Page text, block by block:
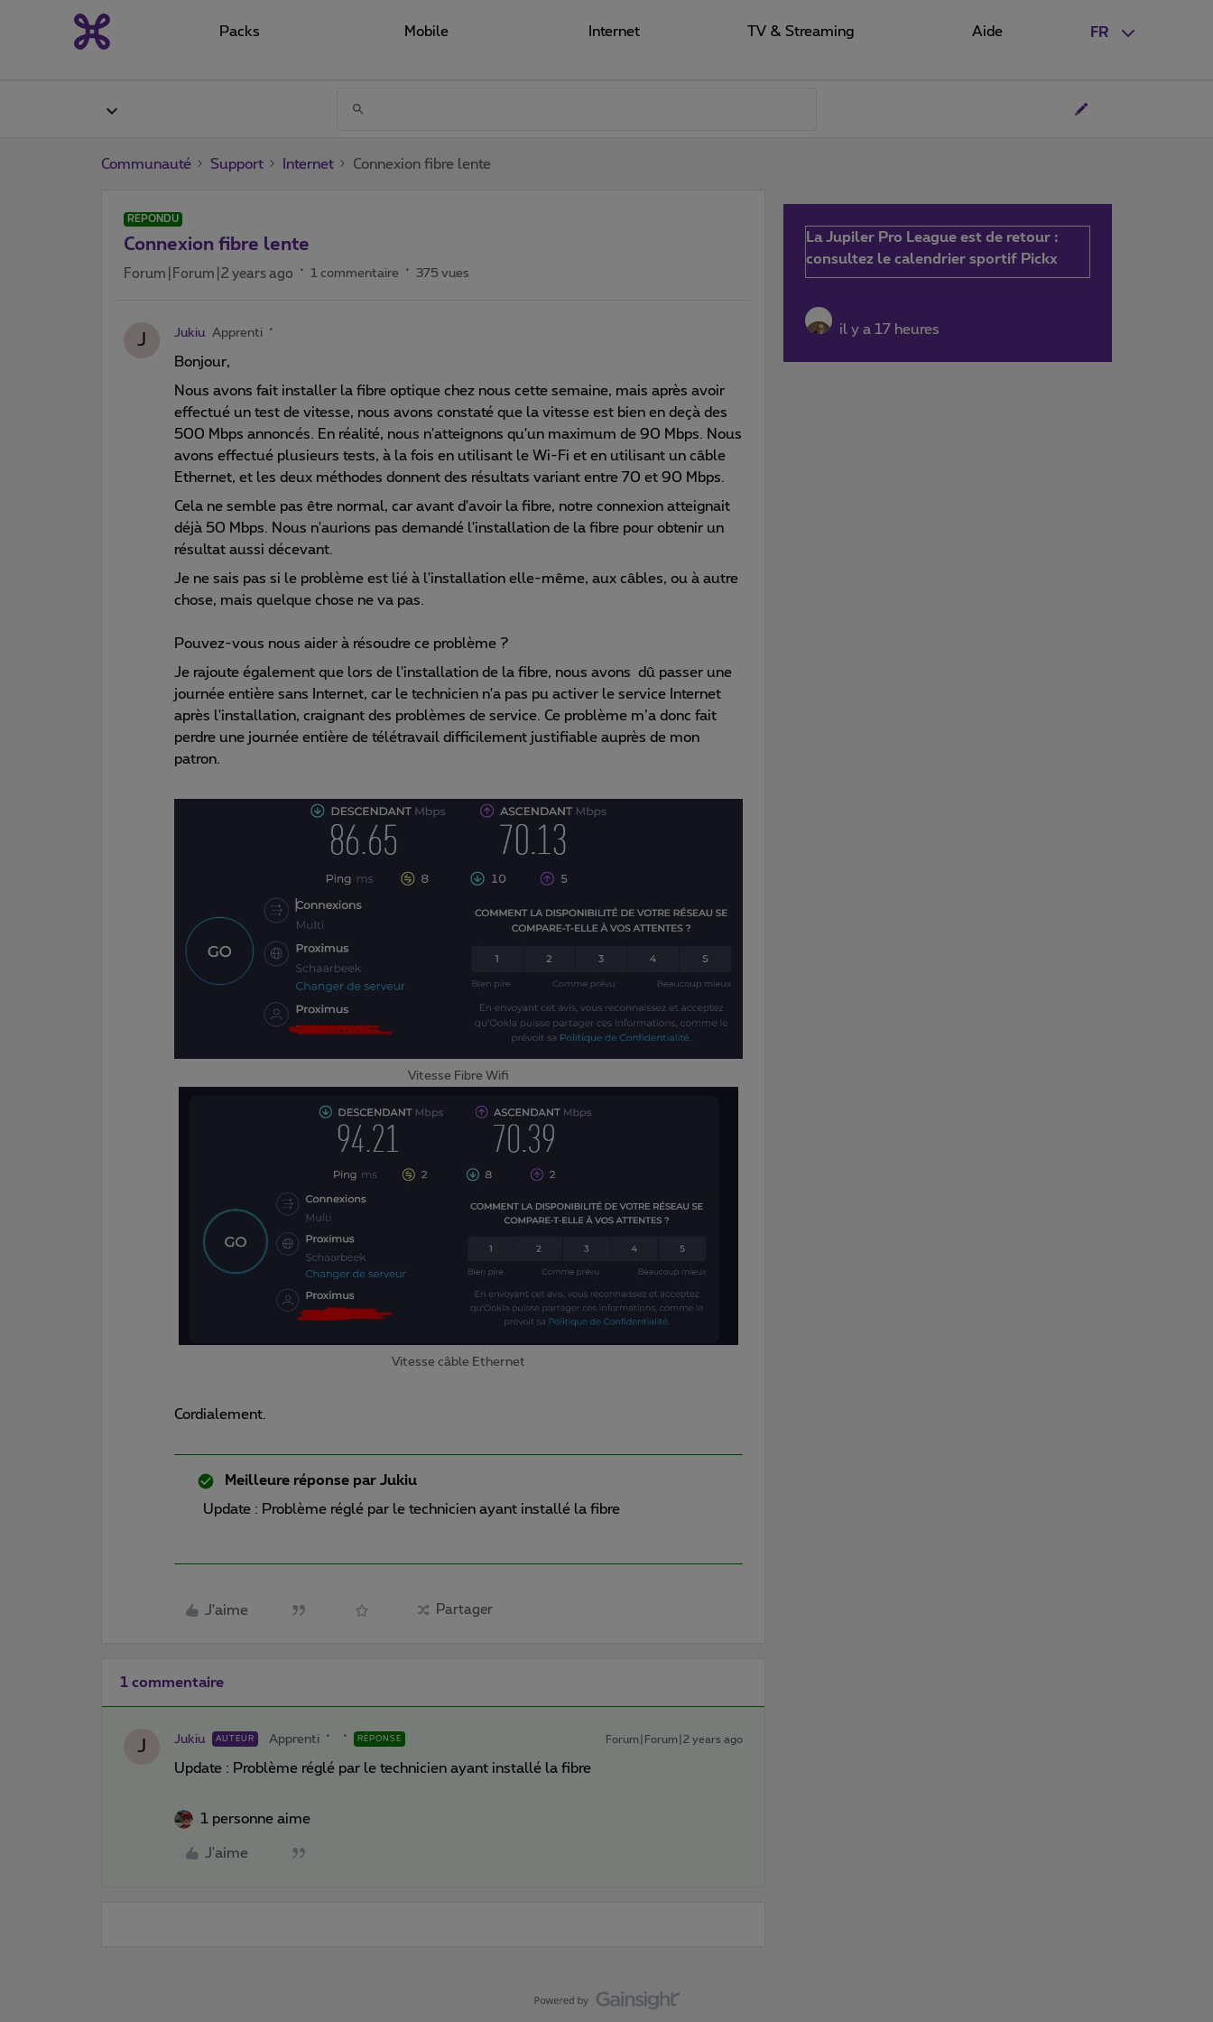
FR
Packs Mobile Internet TV & Streaming Aide
Communauté Support Internet Connexion fibre lente
RÉPONDU
Connexion fibre lente
Forum|Forum|2 years ago 1 commentaire 375 vues
J Jukiu Apprenti
Bonjour,
Nous avons fait installer la fibre optique chez nous cette semaine, mais après avoir
effectué un test de vitesse, nous avons constaté que la vitesse est bien en deçà des
500 Mbps annoncés. En réalité, nous n'atteignons qu'un maximum de 90 Mbps. Nous
avons effectué plusieurs tests, à la fois en utilisant le Wi-Fi et en utilisant un câble
Ethernet, et les deux méthodes donnent des résultats variant entre 70 et 90 Mbps.
Cela ne semble pas être normal, car avant d'avoir la fibre, notre connexion atteignait
déjà 50 Mbps. Nous n'aurions pas demandé l'installation de la fibre pour obtenir un
résultat aussi décevant.
Je ne sais pas si le problème est lié à l'installation elle-même, aux câbles, ou à autre
chose, mais quelque chose ne va pas.
Pouvez-vous nous aider à résoudre ce problème ?
Je rajoute également que lors de l'installation de la fibre, nous avons dû passer une
journée entière sans Internet, car le technicien n'a pas pu activer le service Internet
après l'installation, craignant des problèmes de service. Ce problème m’a donc fait
perdre une journée entière de télétravail difficilement justifiable auprès de mon
patron.
Vitesse Fibre Wifi
Vitesse câble Ethernet
Cordialement.
Meilleure réponse par Jukiu
Update : Problème réglé par le technicien ayant installé la fibre
J'aime Partager
1 commentaire
J Jukiu AUTEUR Apprenti RÉPONSE Forum|Forum|2 years ago
Update : Problème réglé par le technicien ayant installé la fibre
1 personne aime
J'aime
La Jupiler Pro League est de retour :
consultez le calendrier sportif Pickx
il y a 17 heures